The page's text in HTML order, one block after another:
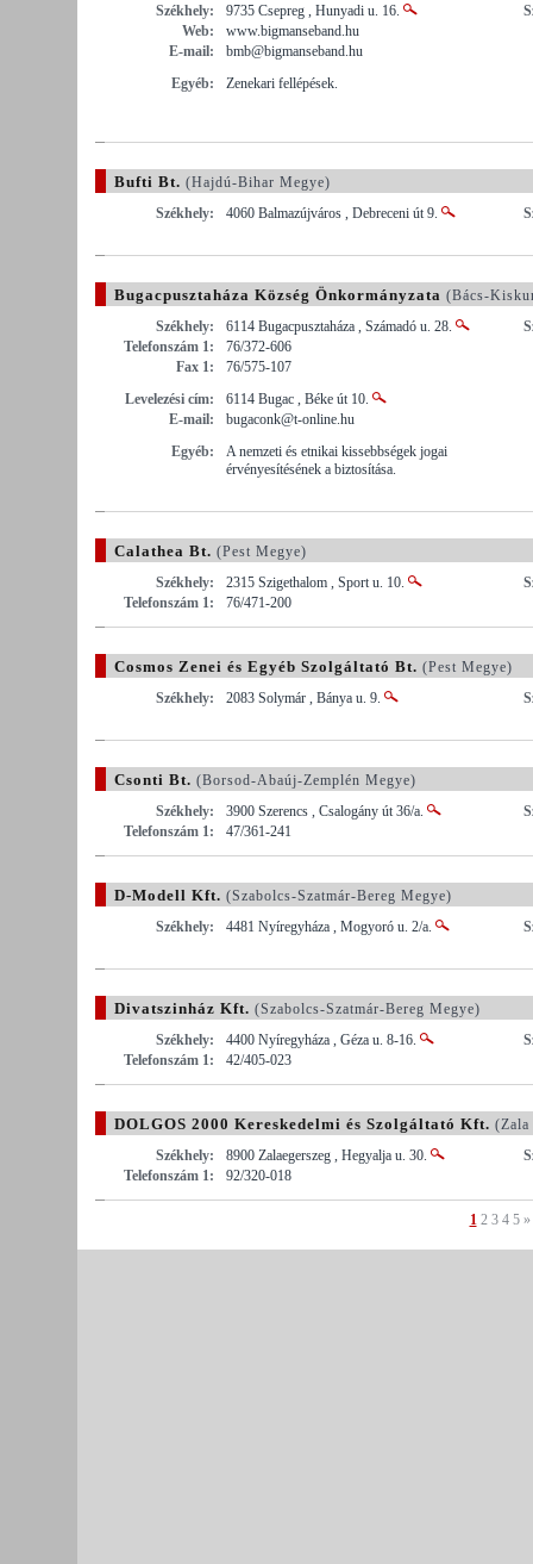
Székhely:
9735 Csepreg , Hunyadi u. 16.
Web:
www.bigmanseband.hu
E-mail:
bmb@bigmanseband.hu
Egyéb:
Zenekari fellépések.
Bufti Bt. (Hajdú-Bihar Megye)
Székhely:
4060 Balmazújváros , Debreceni út 9.
Bugacpusztaháza Község Önkormányzata (Bács-
Székhely:
6114 Bugacpusztaháza , Számadó u. 28.
Telefonszám 1:
76/372-606
Fax 1:
76/575-107
Levelezési cím:
6114 Bugac , Béke út 10.
E-mail:
bugaconk@t-online.hu
Egyéb:
A nemzeti és etnikai kissebbségek jogai
érvényesítésének a biztosítása.
Calathea Bt. (Pest Megye)
Székhely:
2315 Szigethalom , Sport u. 10.
Telefonszám 1:
76/471-200
Cosmos Zenei és Egyéb Szolgáltató Bt. (Pest Megye)
Székhely:
2083 Solymár , Bánya u. 9.
Csonti Bt. (Borsod-Abaúj-Zemplén Megye)
Székhely:
3900 Szerencs , Csalogány út 36/a.
Telefonszám 1:
47/361-241
D-Modell Kft. (Szabolcs-Szatmár-Bereg Megye)
Székhely:
4481 Nyíregyháza , Mogyoró u. 2/a.
Divatszinház Kft. (Szabolcs-Szatmár-Bereg Megye)
Székhely:
4400 Nyíregyháza , Géza u. 8-16.
Telefonszám 1:
42/405-023
DOLGOS 2000 Kereskedelmi és Szolgáltató Kft. (Zala
Székhely:
8900 Zalaegerszeg , Hegyalja u. 30.
Telefonszám 1:
92/320-018
1 2 3 4 5 »